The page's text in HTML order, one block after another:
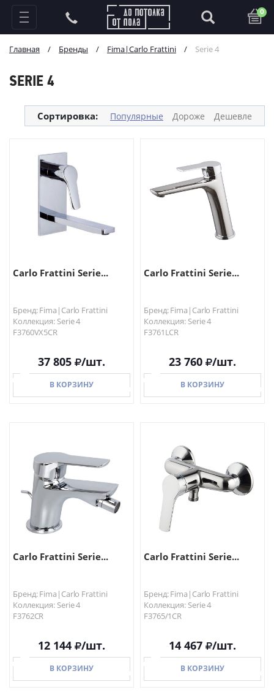
0
Главная / Бренды / Fima|Carlo Frattini / Serie 4
SERIE 4
Сортировка: Популярные Дороже Дешевле
Carlo Frattini Serie...
Бренд: Fima|Carlo Frattini
Коллекция: Serie 4
F3760VX5CR
37 805 /шт.
В КОРЗИНУ
В КОРЗИНУ
Carlo Frattini Serie...
Бренд: Fima|Carlo Frattini
Коллекция: Serie 4
F3761LCR
23 760 /шт.
В КОРЗИНУ
В КОРЗИНУ
Carlo Frattini Serie...
Бренд: Fima|Carlo Frattini
Коллекция: Serie 4
F3762CR
12 144 /шт.
В КОРЗИНУ
Carlo Frattini Serie...
Бренд: Fima|Carlo Frattini
Коллекция: Serie 4
F3765/1CR
14 467 /шт.
В КОРЗИНУ